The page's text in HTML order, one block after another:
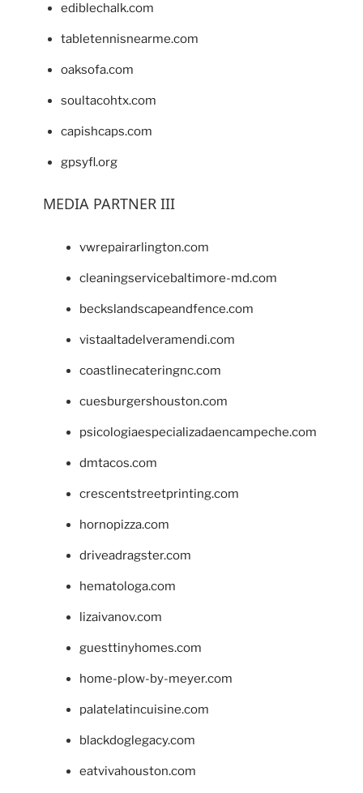
ediblechalk.com
tabletennisnearme.com
oaksofa.com
soultacohtx.com
capishcaps.com
gpsyfl.org
MEDIA PARTNER III
vwrepairarlington.com
cleaningservicebaltimore-md.com
beckslandscapeandfence.com
vistaaltadelveramendi.com
coastlinecateringnc.com
cuesburgershouston.com
psicologiaespecializadaencampeche.com
dmtacos.com
crescentstreetprinting.com
hornopizza.com
driveadragster.com
hematologa.com
lizaivanov.com
guesttinyhomes.com
home-plow-by-meyer.com
palatelatincuisine.com
blackdoglegacy.com
eatvivahouston.com